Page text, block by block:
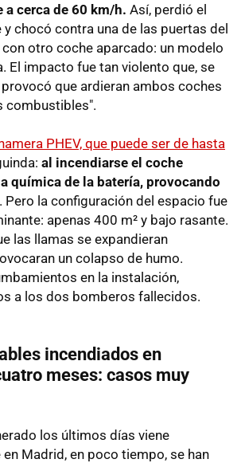
cerca de 60 km/h. Así, perdió el
chocó contra una de las puertas del
otro coche aparcado: un modelo
El impacto fue tan violento que, se
que ardieran ambos coches
combustibles".
PHEV, que puede ser de hasta
al incendiarse el coche
química de la batería, provocando
. Pero la configuración del espacio fue
apenas 400 m² y bajo rasante.
las llamas se expandieran
un colapso de humo.
en la instalación,
a los dos bomberos fallecidos.
incendiados en
meses: casos muy
los últimos días viene
Madrid, en poco tiempo, se han